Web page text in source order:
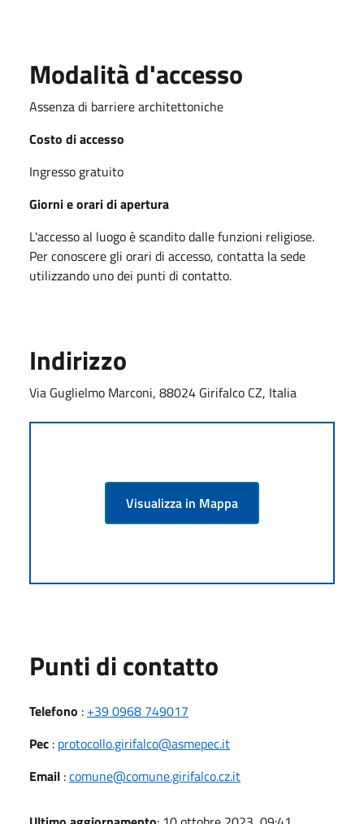
Modalità d'accesso
Assenza di barriere architettoniche
Costo di accesso
Ingresso gratuito
Giorni e orari di apertura
L'accesso al luogo è scandito dalle funzioni religiose.
Per conoscere gli orari di accesso, contatta la sede
utilizzando uno dei punti di contatto.
Indirizzo
Via Guglielmo Marconi, 88024 Girifalco CZ, Italia
Visualizza in Mappa
Punti di contatto
Telefono : +39 0968 749017
Pec : protocollo.girifalco@asmepec.it
Email :comune@comune.girifalco.cz.it